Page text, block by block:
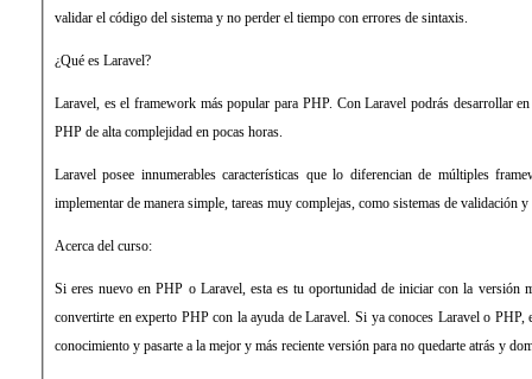
validar el código del sistema y no perder el tiempo con errores de sintaxis.
¿Qué es Laravel?
Laravel, es el framework más popular para PHP. Con Laravel podrás desarrollar
PHP de alta complejidad en pocas horas.
Laravel posee innumerables características que lo diferencian de múltiples
implementar de manera simple, tareas muy complejas, como sistemas de validación
Acerca del curso:
Si eres nuevo en PHP o Laravel, esta es tu oportunidad de iniciar con la versión
convertirte en experto PHP con la ayuda de Laravel. Si ya conoces Laravel o PHP,
conocimiento y pasarte a la mejor y más reciente versión para no quedarte atrás y